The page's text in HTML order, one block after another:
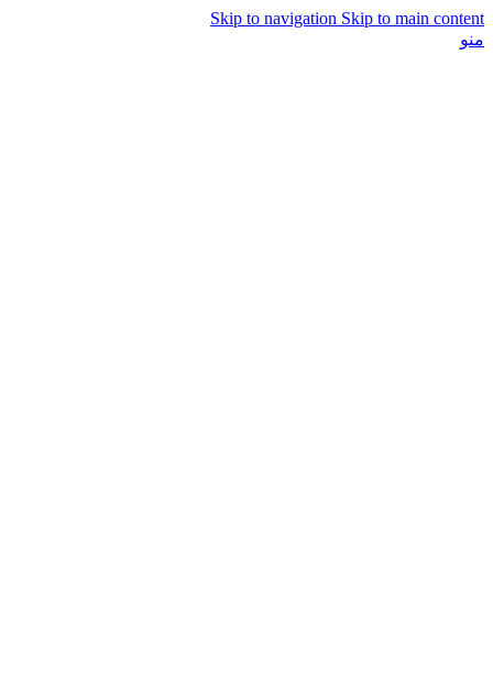
Skip to navigation Skip to main content
منو